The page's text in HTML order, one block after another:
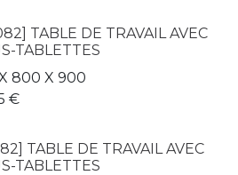
TABLE DE TRAVAIL AVEC
TABLETTES
800 X 900
€
TABLE DE TRAVAIL AVEC
TABLETTES